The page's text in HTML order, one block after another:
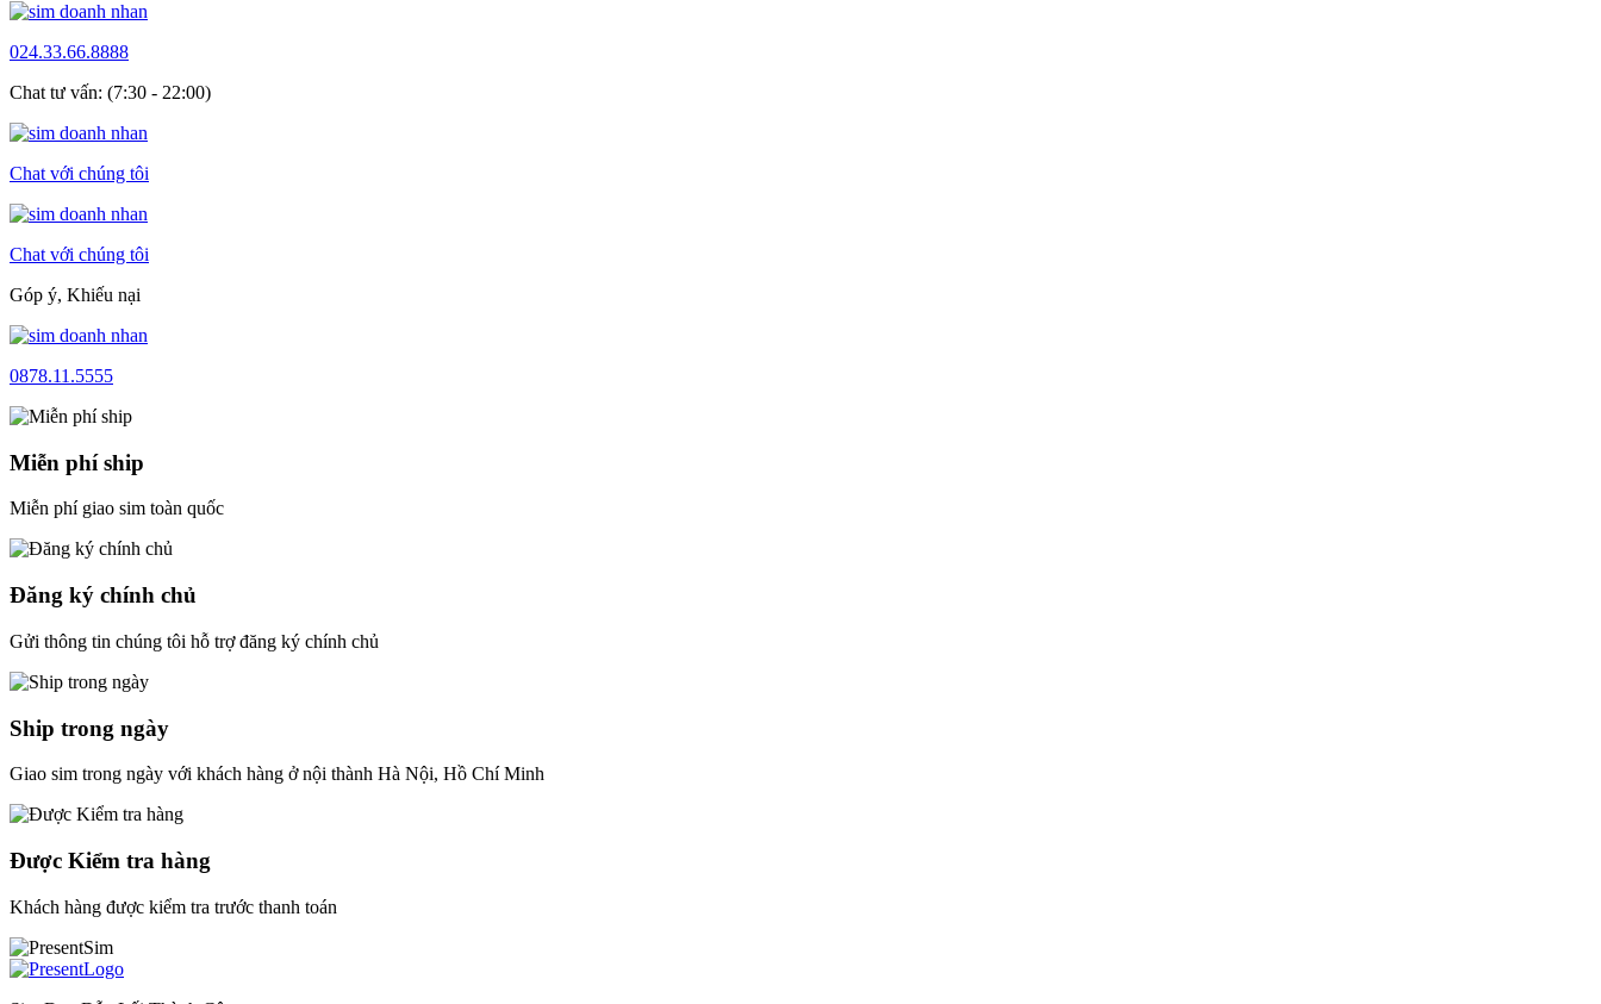
024.33.66.8888
Chat tư vấn: (7:30 - 22:00)
Chat với chúng tôi
Chat với chúng tôi
Góp ý, Khiếu nại
0878.11.5555
Miễn phí ship
Miễn phí giao sim toàn quốc
Đăng ký chính chủ
Gửi thông tin chúng tôi hỗ trợ đăng ký chính chủ
Ship trong ngày
Giao sim trong ngày với khách hàng ở nội thành Hà Nội, Hồ Chí Minh
Được Kiểm tra hàng
Khách hàng được kiểm tra trước thanh toán